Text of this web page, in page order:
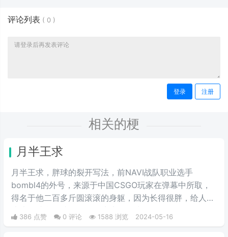
评论列表 ( 0 )
登录 注册
相关的梗
月半王求
月半王求，胖球的裂开写法，前NAVI战队职业选手
bombl4的外号，来源于中国CSGO玩家在弹幕中所取，
得名于他二百多斤圆滚滚的身躯，因为长得很胖，给人圆
386 点赞 0 评论 1588 浏览 2024-05-16